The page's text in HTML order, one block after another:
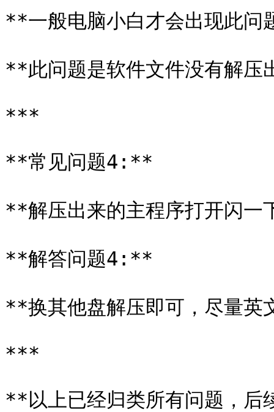
**一般电脑小白才会出现此问
**此问题是软件文件没有解压
***
**常见问题4:**
**解压出来的主程序打开闪一
**解答问题4:**
**换其他盘解压即可，尽量英
***